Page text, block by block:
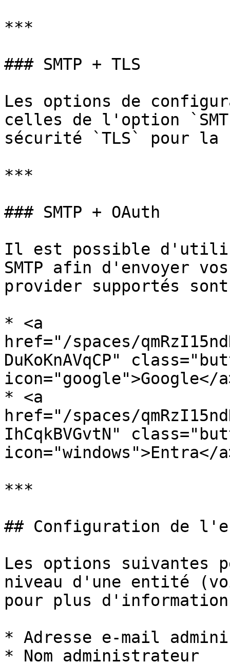
***
### SMTP + TLS
Les options de
celles de l'option
sécurité `TLS` pour la
***
### SMTP + OAuth
Il est possible
SMTP afin d'envoyer
provider supportés
* <a
href="/spaces/
DuKoKnAVqCP"
icon="google">Google</
* <a
href="/spaces/
IhCqkBVGvtN"
icon="windows">Entra</
***
## Configuration de
Les options suivantes
niveau d'une entité
pour plus
* Adresse e-mail
* Nom administrateur